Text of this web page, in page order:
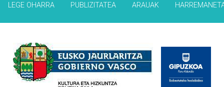
LEGE OHARRA PUBLIZITATEA ARAUAK